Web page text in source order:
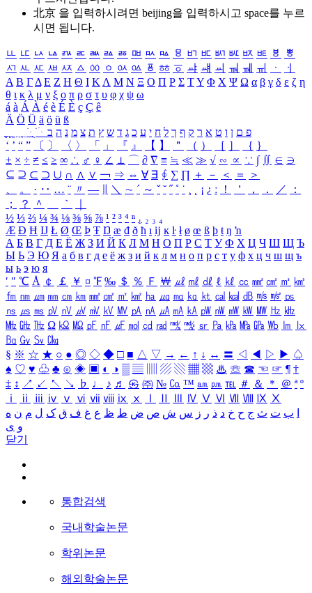
北京 을 입력하시려면 beijing을 입력하시고 space를 누르
시면 됩니다.
ㅥ ㅦ ㅧ ㅨ ㅩ ㅪ ㅫ ㅬ ㅭ ㅮ ㅯ ㅰ ㅱ ㅲ ㅳ ㅴ ㅵ ㅶ ㅷ ㅸ
ㅹ
ㅺ ㅻ ㅼ ㅽ ㅾ ㅿ ㆀ ㆁ ㆂ ㆃ ㆄ ㆅ ㆆ ㆇ ㆈ ㆉ ㆊ ㆋ ㆌ ㆍ
ㆎ
Α Β ΓΔ Ε Ζ Η Θ Ι ΚΛ Μ Ν Ξ Ο Π Ρ Σ ΤΥ Φ Χ Ψ Ω α β γ δ ε ζ η
θ ι κ λ μ ν ξ ο π ρ σ τ υ φ χ ψ ω
á à Á À é è É È ç Ç ê
Ä Ö Ü ä ö ü ß
ִֶֹ ֻּ ׁׂ פ ם ן ו ט א ר ק ף ך ל ח י ע כ ג ד ש ץ ת צ מ נ ה ב
‘ ’ “ ” 〔 〕 〈 〉 「 」 『 』 【 】 ＂ （ ） ［ ］ ｛ ｝
± × ÷ ≠ ≤ ≥ ∞ ∴ ♂ ♀ ∠ ⊥ ⌒ ∂ ∇ ≡ ≒ ≪ ≫ √ ∽ ∝ ∵ ∫ ∬ ∈ ∋
⊆ ⊇ ⊂ ⊃ ∪ ∩ ∧ ∨ ￢ ⇒ ⇔ ∀ ∃ ∮ ∑ ∏ ＋ － ＜ ＝
＞
、
。 · ‥ … ¨ 〃 ― ＼ ∼ ´ ～ ˇ ˘ ˝ ˚ ˙ ¸ ¡ ¿ ː ！ ＇ ， ． ／
：
；
？ ＾ ｀
½ ⅓ ⅔ ¼ ¾ ⅛ ⅜ ⅝ ⅞ ¹ ² ³ ⁴ ⁿ ₁ ₂ ₃ ₄
Æ Ð Ħ Ĳ Ł Ø Œ Þ Ŧ Ŋ æ đ ð ħ ı ĳ ĸ ŀ ł ø œ ß þ ŧ ŋ ŉ
А Б В Г Д Е Ё Ж З И Й К Л М Н О П Р С Т У Ф Х Ц Ч Ш Щ Ъ
Ы Ь Э Ю Я а б в г д е ё ж з и й к л м н о п р с т у ф х ц ч ш щ ъ
ы ь э ю я
′ ″ ℃ Å ￠ ￡ ￥ ¤ ℉ ‰ ＄ ％ Ｆ ￦ ㎕ ㎖ ㎗ ℓ ㎘ ㏄ ㎣ ㎤ ㎥ ㎦
㎙ ㎚ ㎛ ㎜ ㎝ ㎞ ㎟ ㎠ ㎡ ㎢ ㏊ ㎍ ㎎ ㎏ ㏏ ㎈ ㎉ ㏈ ㎧ ㎨ ㎰
㎱ ㎲ ㎳ ㎴ ㎵ ㎶ ㎷ ㎸ ㎹ ㎀ ㎁ ㎂ ㎃ ㎄ ㎺ ㎻ ㎽ ㎾ ㎿ ㎐ ㎑
㎒ ㎓ ㎔ Ω ㏀ ㏁ ㎊ ㎋ ㎌ ㏖ ㏅ ㎭ ㎮ ㎯ ㏛ ㎩ ㎪ ㎫ ㎬ ㏝ ㏐
㏓
㏃ ㏉ ㏜ ㏆
§ ※ ☆ ★ ○ ● ◎ ◇ ◆ □ ■ △ ▽ → ← ↑ ↓ ↔ 〓 ◁ ◀ ▷ ▶ ♤
♠ ♡ ♥ ♧ ♣ ⊙ ◈ ▣ ◐ ◑ ▒ ▤ ▨ ▧ ▦ ▩ ♨ ☏ ☎ ☜ ☞ ¶ †
‡ ↕ ↗ ↙ ↖ ↘ ♭ ♩ ♪ ♬ ㉿ ㈜ № ㏇ ™ ㏂ ㏘ ℡ ＃ ＆ ＊ ＠ ª º
ⅰ
ⅱ ⅲ ⅳ ⅴ ⅵ ⅶ ⅷ ⅸ ⅹ Ⅳ Ⅴ Ⅵ Ⅶ Ⅷ Ⅸ Ⅹ
ب ت ث ج ح خ د ذ ر ز س ش ص ض ط ظ ع غ ف ق ک ل م ن ه
و ی
닫기
통합검색
국내학술논문
학위논문
해외학술논문